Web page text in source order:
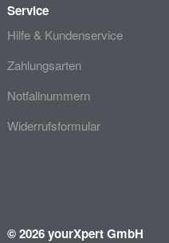
Service
Hilfe & Kundenservice
Zahlungsarten
Notfallnummern
Widerrufsformular
© 2026 yourXpert GmbH